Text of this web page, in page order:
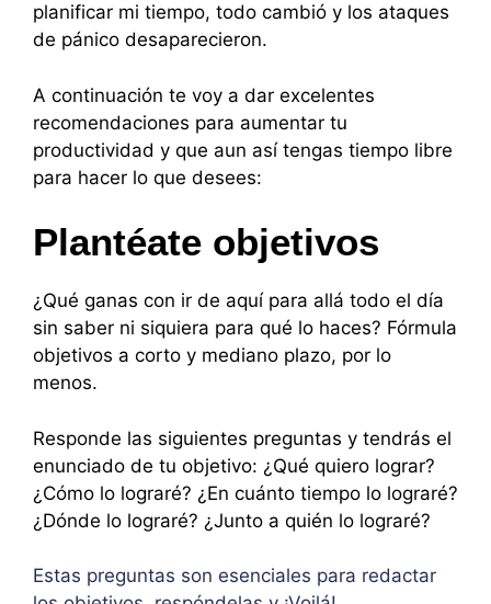
planificar mi tiempo, todo cambió y los ataques
de pánico desaparecieron.
A continuación te voy a dar excelentes
recomendaciones para aumentar tu
productividad y que aun así tengas tiempo libre
para hacer lo que desees:
Plantéate objetivos
¿Qué ganas con ir de aquí para allá todo el día
sin saber ni siquiera para qué lo haces? Fórmula
objetivos a corto y mediano plazo, por lo
menos.
Responde las siguientes preguntas y tendrás el
enunciado de tu objetivo: ¿Qué quiero lograr?
¿Cómo lo lograré? ¿En cuánto tiempo lo lograré?
¿Dónde lo lograré? ¿Junto a quién lo lograré?
Estas preguntas son esenciales para redactar